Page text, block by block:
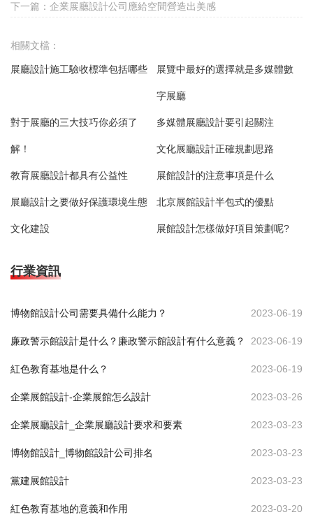
下一篇： 企業展廳設計公司應給空間營造出美感
相關文檔：
展廳設計施工驗收標準包括哪些 展覽中最好的選擇就是多媒體數
字展廳
對于展廳的三大技巧你必須了
解！
多媒體展廳設計要引起關注
文化展廳設計正確規劃思路
教育展廳設計都具有公益性 展館設計的注意事項是什么
展廳設計之要做好保護環境生態
文化建設
北京展館設計半包式的優點
展館設計怎樣做好項目策劃呢?
行業資訊
博物館設計公司需要具備什么能力？ 2023-06-19
廉政警示館設計是什么？廉政警示館設計有什么意義？ 2023-06-19
紅色教育基地是什么？ 2023-06-19
企業展館設計-企業展館怎么設計 2023-03-26
企業展廳設計_企業展廳設計要求和要素 2023-03-23
博物館設計_博物館設計公司排名 2023-03-23
黨建展館設計 2023-03-23
紅色教育基地的意義和作用 2023-03-20